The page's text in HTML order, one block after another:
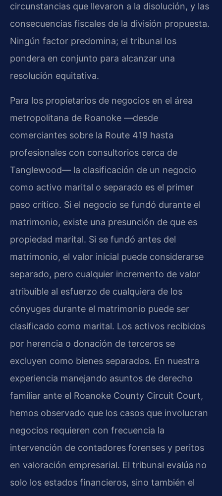
circunstancias que llevaron a la disolución, y las
consecuencias fiscales de la división propuesta.
Ningún factor predomina; el tribunal los
pondera en conjunto para alcanzar una
resolución equitativa.
Para los propietarios de negocios en el área
metropolitana de Roanoke —desde
comerciantes sobre la Route 419 hasta
profesionales con consultorios cerca de
Tanglewood— la clasificación de un negocio
como activo marital o separado es el primer
paso crítico. Si el negocio se fundó durante el
matrimonio, existe una presunción de que es
propiedad marital. Si se fundó antes del
matrimonio, el valor inicial puede considerarse
separado, pero cualquier incremento de valor
atribuible al esfuerzo de cualquiera de los
cónyuges durante el matrimonio puede ser
clasificado como marital. Los activos recibidos
por herencia o donación de terceros se
excluyen como bienes separados. En nuestra
experiencia manejando asuntos de derecho
familiar ante el Roanoke County Circuit Court,
hemos observado que los casos que involucran
negocios requieren con frecuencia la
intervención de contadores forenses y peritos
en valoración empresarial. El tribunal evalúa no
solo los estados financieros, sino también el